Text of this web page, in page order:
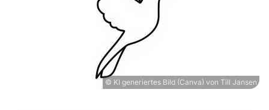
© KI generiertes Bild (Canva) von Till Jansen